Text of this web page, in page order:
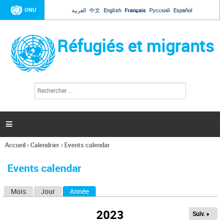
Jump to navigation
ONU العربية 中文 English Français Русский Español
Réfugiés et migrants
l
c
h
e

Vous
ici
Accueil›Calendrier› Events calendar
Events calendar
Mois Jour Année
2023 Suiv. »